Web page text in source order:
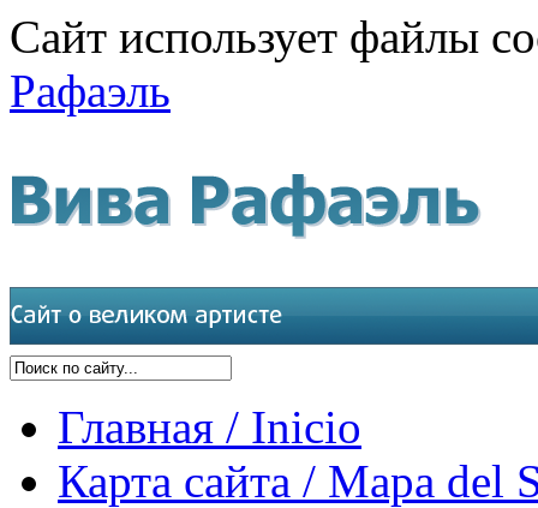
Сайт использует файлы
Рафаэль
Главная / Inicio
Карта сайта / Mapa del